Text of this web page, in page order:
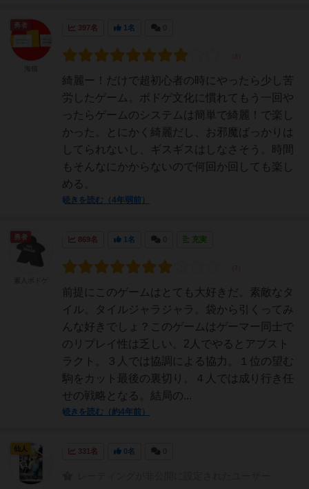
397名 1名
綺麗ー！だけで超初心者の時にやったら少し苦
労したゲーム。ボドゲ文化に慣れてもう一回や
ったらゲームのシステムは簡単で綺麗！で楽し
かった。とにかく綺麗だし、お邪魔ばっかりは
してられないし、ギスギスはしなさそう。時間
もそんなにかからないので何回か回しても楽し
める。
続きを読む（4年弱前）
869名 1名 充実
前提にこのゲームはとても大好きだ。素敵なタ
イル。タイルジャラジャラ。袋から引くってみ
んな好きでしょ？このゲームはゲーマー同士で
のリプレイ性は乏しい。2人でやるとアブスト
ラクト。３人では協調による協力。１位の望む
駒をカット最後の裏切り。４人では成り行き任
せの戦略となる。結局の...
続きを読む（約4年前）
勇者
331名 0名
仙人